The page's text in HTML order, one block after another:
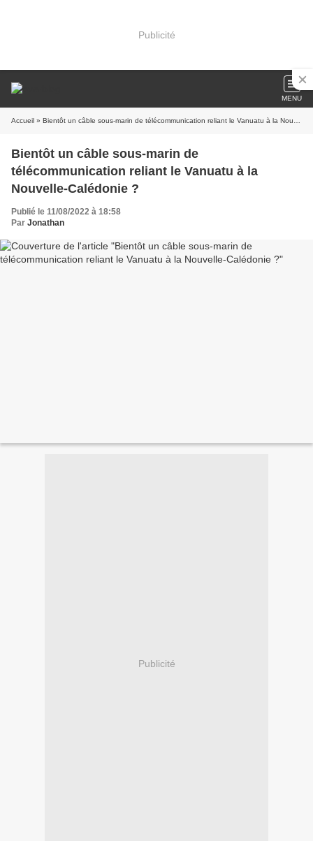
Publicité
MENU
Accueil » Bientôt un câble sous-marin de télécommunication reliant le Vanuatu à la Nouvelle-Calédonie ?
Bientôt un câble sous-marin de
télécommunication reliant le Vanuatu à la
Nouvelle-Calédonie ?
Publié le 11/08/2022 à 18:58
Par Jonathan
Publicité